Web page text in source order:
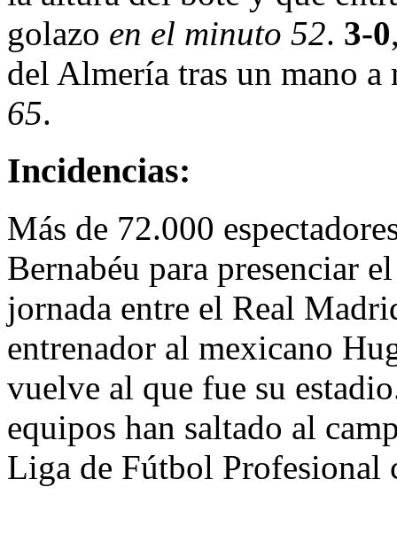
golazo en el minuto 52. 3-0
del Almería tras un mano
65.
Incidencias:
Más de 72.000
Bernabéu para presenciar
jornada entre el Real
entrenador al mexicano
vuelve al que fue su
equipos han saltado al
Liga de Fútbol Profesional